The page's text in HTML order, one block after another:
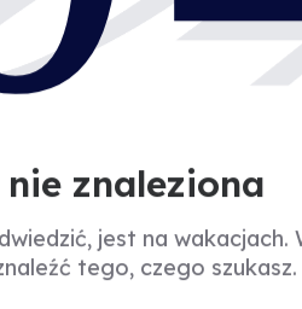
znaleziona
jest na wakacjach.
tego, czego szukasz.